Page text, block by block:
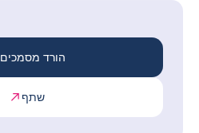
הורד מסמכים
שתף